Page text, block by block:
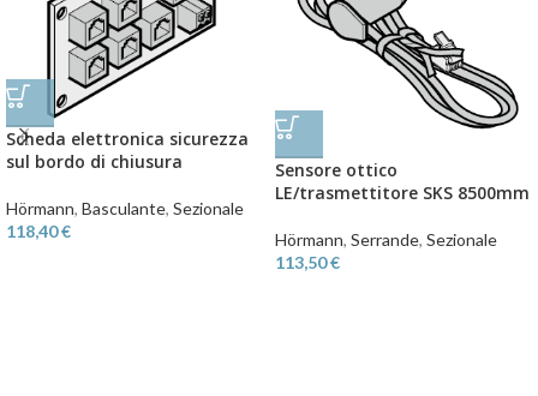
Scheda elettronica sicurezza
sul bordo di chiusura
Hörmann, Basculante, Sezionale
118,40€
Sensore ottico
LE/trasmettitore SKS 8500mm
Hörmann, Serrande, Sezionale
113,50€